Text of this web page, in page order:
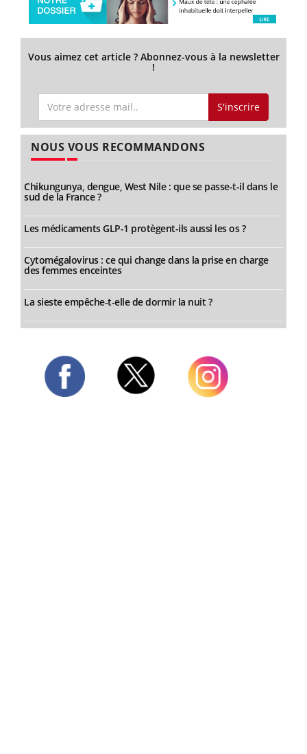
Vous aimez cet article ? Abonnez-vous à la newsletter
!
S'inscrire
NOUS VOUS RECOMMANDONS
Chikungunya, dengue, West Nile : que se passe-t-il dans le
sud de la France ?
Les médicaments GLP-1 protègent-ils aussi les os ?
Cytomégalovirus : ce qui change dans la prise en charge
des femmes enceintes
La sieste empêche-t-elle de dormir la nuit ?